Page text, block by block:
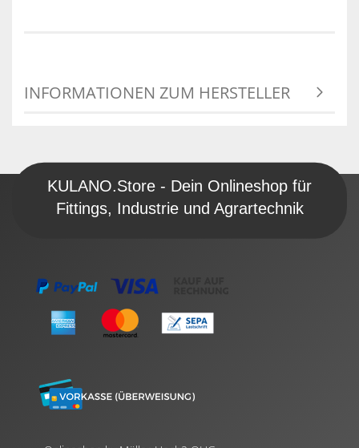
INFORMATIONEN ZUM HERSTELLER
KULANO.Store - Dein Onlineshop für
Fittings, Industrie und Agrartechnik